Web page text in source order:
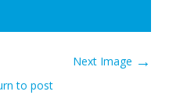
Next Image →
to post